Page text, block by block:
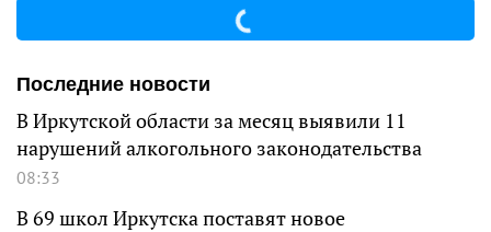
Последние новости
В Иркутской области за месяц выявили 11
нарушений алкогольного законодательства
08:33
В 69 школ Иркутска поставят новое